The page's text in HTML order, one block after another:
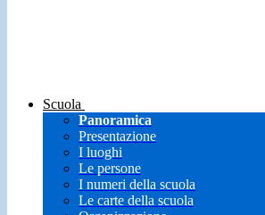
Scuola
Panoramica
Presentazione
I luoghi
Le persone
I numeri della scuola
Le carte della scuola